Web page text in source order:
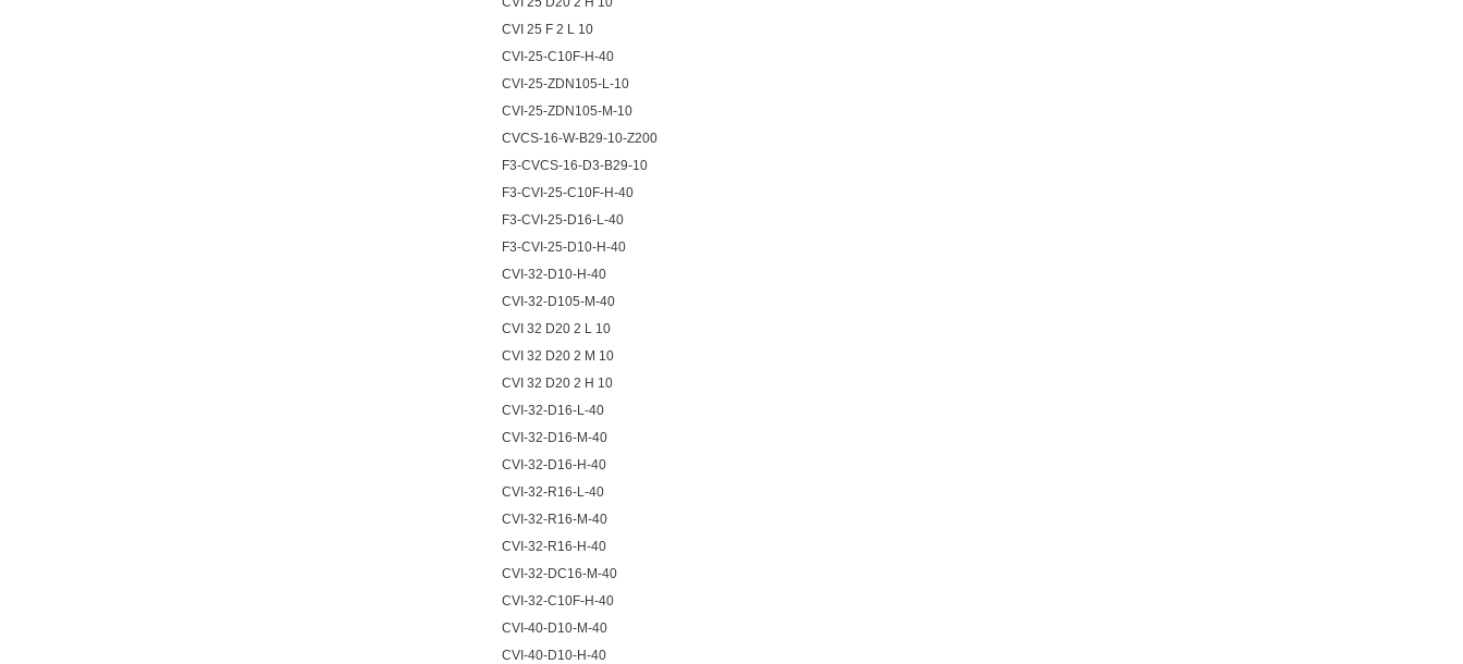
CVI 25 F 2 L 10
CVI-25-C10F-H-40
CVI-25-ZDN105-L-10
CVI-25-ZDN105-M-10
CVCS-16-W-B29-10-Z200
F3-CVCS-16-D3-B29-10
F3-CVI-25-C10F-H-40
F3-CVI-25-D16-L-40
F3-CVI-25-D10-H-40
CVI-32-D10-H-40
CVI-32-D105-M-40
CVI 32 D20 2 L 10
CVI 32 D20 2 M 10
CVI 32 D20 2 H 10
CVI-32-D16-L-40
CVI-32-D16-M-40
CVI-32-D16-H-40
CVI-32-R16-L-40
CVI-32-R16-M-40
CVI-32-R16-H-40
CVI-32-DC16-M-40
CVI-32-C10F-H-40
CVI-40-D10-M-40
CVI-40-D10-H-40